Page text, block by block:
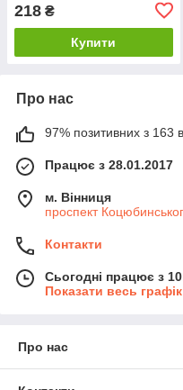
218 ₴
Купити
Про нас
97% позитивних з 163
Працює з 28.01.2017
м. Вінниця
проспект
Контакти
Сьогодні працює з
Показати весь
Про нас